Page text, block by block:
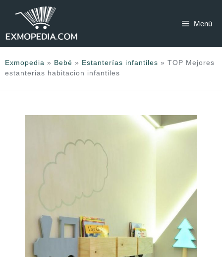
Menú
Exmopedia » Bebé » Estanterías infantiles » TOP Mejores
estanterias habitacion infantiles